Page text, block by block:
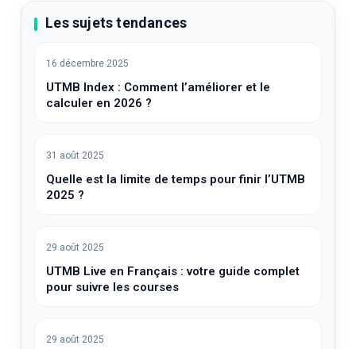
Les sujets tendances
16 décembre 2025
UTMB Index : Comment l’améliorer et le
calculer en 2026 ?
31 août 2025
Quelle est la limite de temps pour finir l’UTMB
2025 ?
29 août 2025
UTMB Live en Français : votre guide complet
pour suivre les courses
29 août 2025